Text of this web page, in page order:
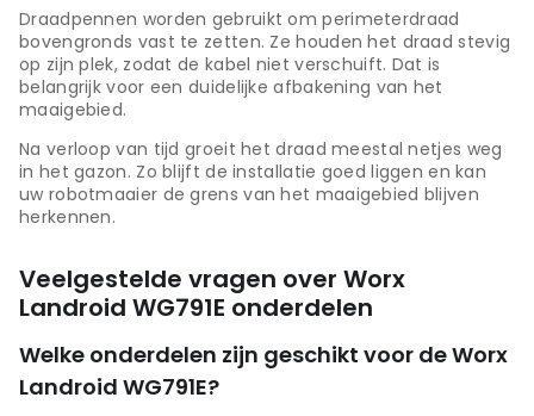
Draadpennen worden gebruikt om perimeterdraad
bovengronds vast te zetten. Ze houden het draad stevig
op zijn plek, zodat de kabel niet verschuift. Dat is
belangrijk voor een duidelijke afbakening van het
maaigebied.
Na verloop van tijd groeit het draad meestal netjes weg
in het gazon. Zo blijft de installatie goed liggen en kan
uw robotmaaier de grens van het maaigebied blijven
herkennen.
Veelgestelde vragen over Worx
Landroid WG791E onderdelen
Welke onderdelen zijn geschikt voor de Worx
Landroid WG791E?